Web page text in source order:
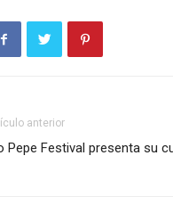
anterior
Pepe Festival presenta su